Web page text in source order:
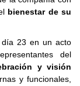
bienestar de su
día 23 en un acto
del
y visión
y funcionales,